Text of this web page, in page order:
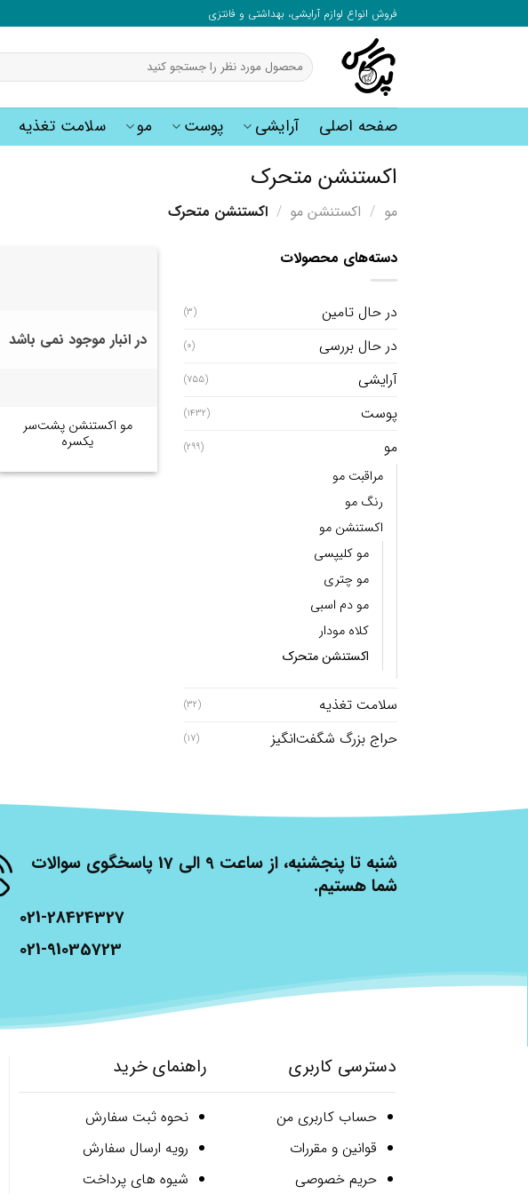
محتوا
فروش انواع لوازم آرایشی، بهداشتی و فانتزی
جستجو
برای:
صفحه اصلی آرایشی پوست مو سلامت تغذیه
اکستنشن متحرک
مو / اکستنشن مو / اکستنشن متحرک
دسته‌های محصولات
در حال تامین (3)
در حال بررسی (0)
آرایشی (755)
پوست (1432)
مو (299)
مراقبت مو
رنگ مو
اکستنشن مو
مو کلیپسی
مو چتری
مو دم اسبی
کلاه مودار
اکستنشن متحرک
سلامت تغذیه (32)
حراج بزرگ شگفت‌انگیز (17)
در انبار موجود نمی باشد
مو اکستنشن پشت‌سر
یکسره
شنبه تا پنجشنبه، از ساعت 9 الی 17 پاسخگوی سوالات
شما هستیم.
021-28424327
021-91035723
دسترسی کاربری
حساب کاربری من
قوانین و مقررات
حریم خصوصی
راهنمای خرید
نحوه ثبت سفارش
رویه ارسال سفارش
شیوه های پرداخت